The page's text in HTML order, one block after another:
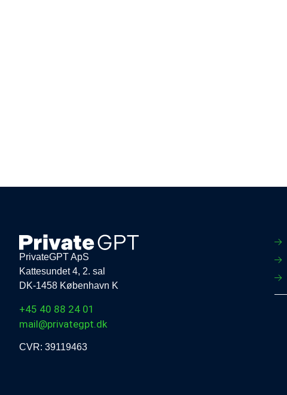
PrivateGPT ApS
Kattesundet 4, 2. sal
DK-1458 København K
+45 40 88 24 01
mail@privategpt.dk
CVR: 39119463